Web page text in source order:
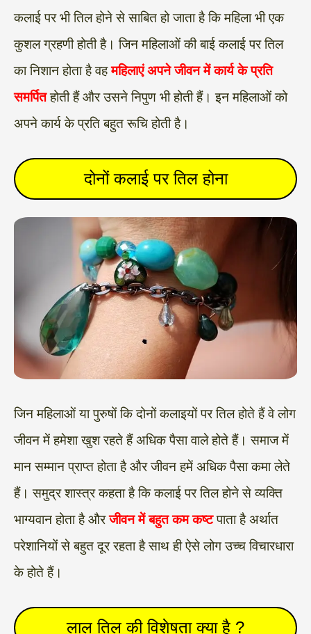
कलाई पर भी तिल होने से साबित हो जाता है कि महिला भी एक
कुशल ग्रहणी होती है। जिन महिलाओं की बाई कलाई पर तिल
का निशान होता है वहमहिलाएं अपने जीवन में कार्य के प्रति
समर्पितहोती हैं और उसने निपुण भी होती हैं। इन महिलाओं को
अपने कार्य के प्रति बहुत रूचि होती है।
दोनों कलाई पर तिल होना
जिन महिलाओं या पुरुषों कि दोनों कलाइयों पर तिल होते हैं वे लोग
जीवन में हमेशा खुश रहते हैं अधिक पैसा वाले होते हैं। समाज में
मान सम्मान प्राप्त होता है और जीवन हमें अधिक पैसा कमा लेते
हैं। समुद्र शास्त्र कहता है कि कलाई पर तिल होने से व्यक्ति
भाग्यवान होता है औरजीवन में बहुत कम कष्टपाता है अर्थात
परेशानियों से बहुत दूर रहता है साथ ही ऐसे लोग उच्च विचारधारा
के होते हैं।
लाल तिल की विशेषता क्या है ?